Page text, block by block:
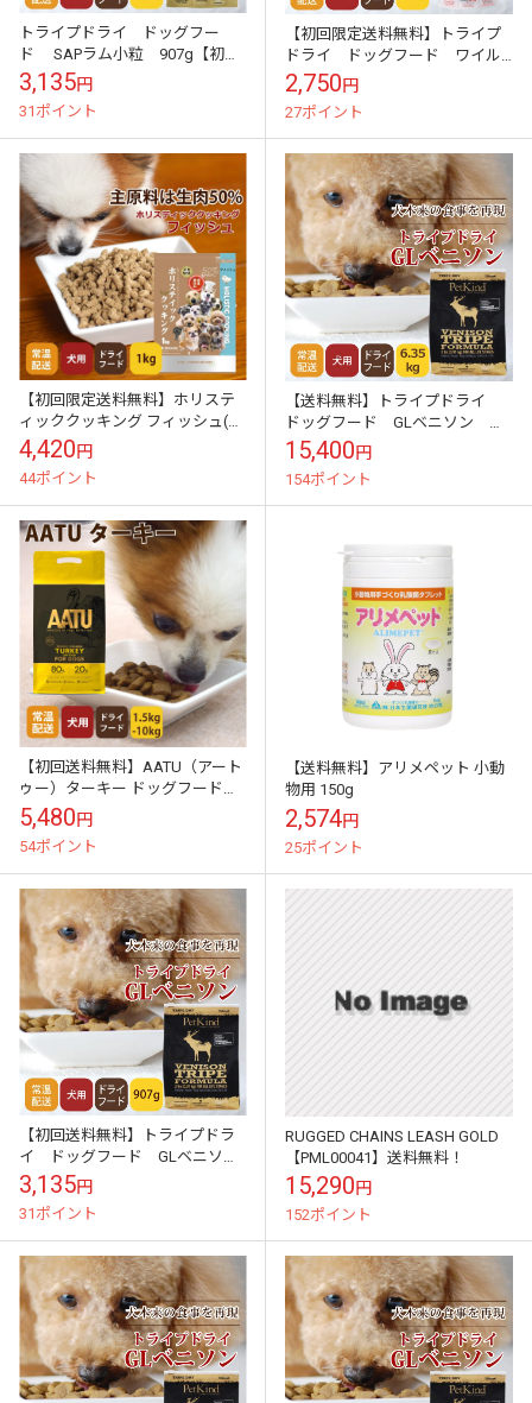
トライプドライ ドッグフー
ド SAPラム小粒 907g【初回
送料無料】
3,135円
31ポイント
【初回限定送料無料】トライプ
ドライ ドッグフード ワイル
ドサーモン 907ｇスターター
2,750円
27ポイント
【初回限定送料無料】ホリステ
ィッククッキング フィッシュ(天
然旬の魚) 1kg 初回スターター
4,420円
44ポイント
【送料無料】トライプドライ
ドッグフード GLベニソン
6.35kg【定期購入もできます】
15,400円
154ポイント
【初回送料無料】AATU（アート
ゥー）ターキー ドッグフード
1.5kg スターター
5,480円
54ポイント
【送料無料】アリメペット 小動
物用 150g
2,574円
25ポイント
【初回送料無料】トライプドラ
イ ドッグフード GLベニソ
ン 907gスターター【a0334】
3,135円
31ポイント
RUGGED CHAINS LEASH GOLD
【PML00041】送料無料！
15,290円
152ポイント